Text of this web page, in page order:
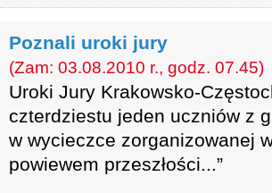
Poznali uroki jury
(Zam: 03.08.2010 r., godz. 07.45)
Uroki Jury Krakowsko-
czterdziestu jeden uczniów z
w wycieczce zorganizowanej
powiewem przeszłości...”